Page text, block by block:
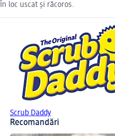
În loc uscat și răcoros.
Scrub Daddy
Recomandări